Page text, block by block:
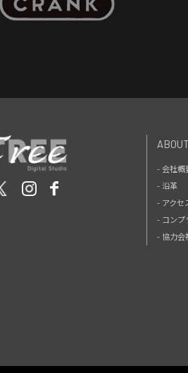
- 会社概
- 沿革
- アクセ
- コンプ
- 協力会